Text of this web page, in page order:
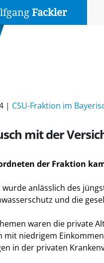
Fackler
| CSU-Fraktion im
mit der
der Fraktion
anlässlich des
und die
waren die private
mit niedrigem
in der privaten